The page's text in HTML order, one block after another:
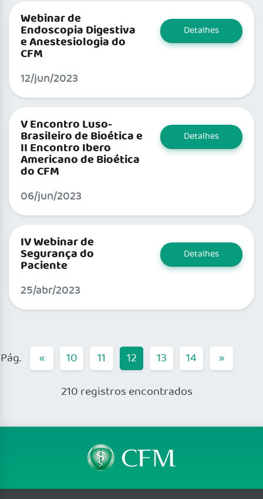
Webinar de
Endoscopia Digestiva
e Anestesiologia do
CFM
12/jun/2023
Detalhes
V Encontro Luso-
Brasileiro de Bioética e
II Encontro Ibero
Americano de Bioética
do CFM
06/jun/2023
Detalhes
IV Webinar de
Segurança do
Paciente
25/abr/2023
Detalhes
« 10 11 12 13 14
»
210 registros encontrados